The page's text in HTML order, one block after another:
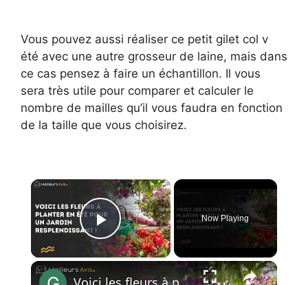
Vous pouvez aussi réaliser ce petit gilet col v
été avec une autre grosseur de laine, mais dans
ce cas pensez à faire un échantillon. Il vous
sera très utile pour comparer et calculer le
nombre de mailles qu’il vous faudra en fonction
de la taille que vous choisirez.
×
Play Video
Now Playing
×